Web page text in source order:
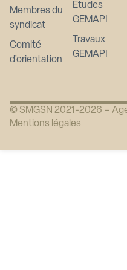
Membres du
syndicat
Comité
d’orientation
Etudes
GEMAPI
Travaux
GEMAPI
© SMGSN 2021-2026 –
Mentions légales